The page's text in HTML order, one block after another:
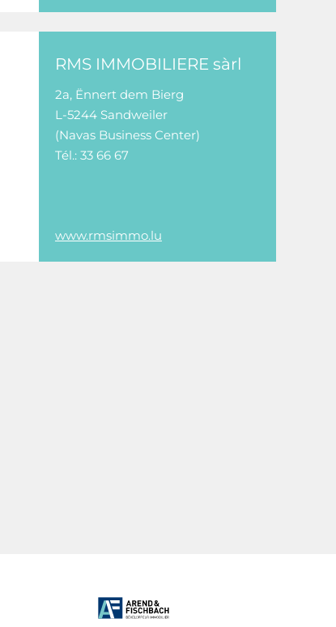
RMS IMMOBILIERE sàrl
2a, Ënnert dem Bierg
L-5244 Sandweiler
(Navas Business Center)
Tél.: 33 66 67
www.rmsimmo.lu